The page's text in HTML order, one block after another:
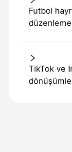
Futbol
TikTok ve